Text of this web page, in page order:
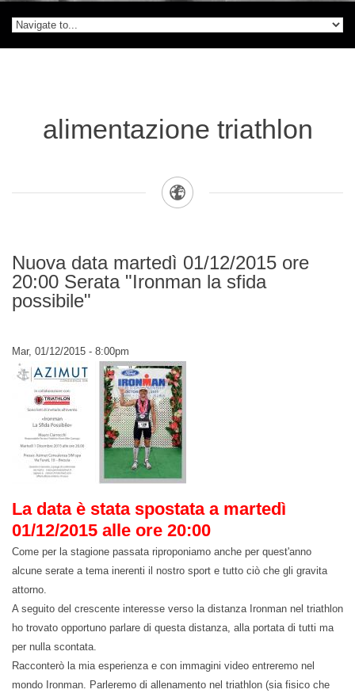
alimentazione triathlon
Nuova data martedì 01/12/2015 ore
20:00 Serata "Ironman la sfida
possibile"
Mar, 01/12/2015 - 8:00pm
La data è stata spostata a martedì
01/12/2015 alle ore 20:00
Come per la stagione passata riproponiamo anche per quest'anno
alcune serate a tema inerenti il nostro sport e tutto ciò che gli gravita
attorno.
A seguito del crescente interesse verso la distanza Ironman nel triathlon
ho trovato opportuno parlare di questa distanza, alla portata di tutti ma
per nulla scontata.
Racconterò la mia esperienza e con immagini video entreremo nel
mondo Ironman. Parleremo di allenamento nel triathlon (sia fisico che